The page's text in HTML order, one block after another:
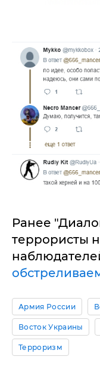
Ранее
террористы
Армия России
Восток Украины
Терроризм